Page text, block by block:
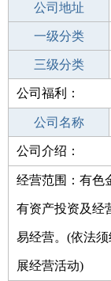
招聘结束时间
公司地址
一级分类
二级分类
三级分类
其他行业
公司福利：
公司名称
公司类型
公司介绍：
经营范围：有色
有资产投资及经
易经营。(依法
展经营活动)